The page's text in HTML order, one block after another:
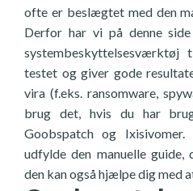
ofte er beslægtet med den
Derfor har vi på denne
testet og giver gode
vira (f.eks. ransomware,
brug det, hvis du har
Goobspatch og
udfylde den manuelle
den kan også hjælpe dig med